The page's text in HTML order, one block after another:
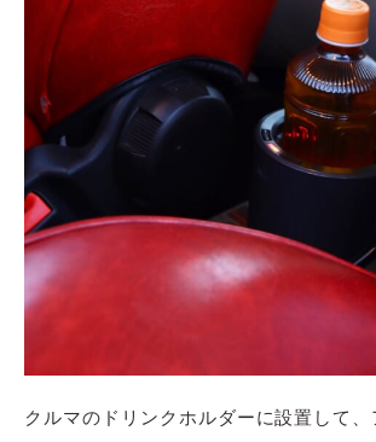
クルマのドリンクホルダーに設置して